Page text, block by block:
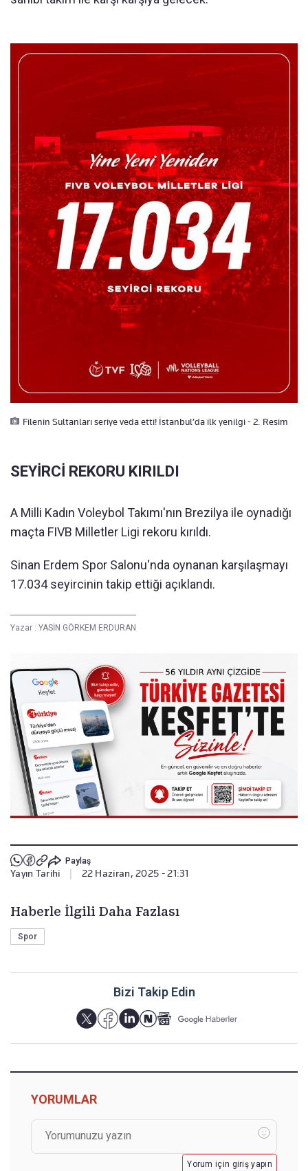
Filenin Sultanları seriye veda etti! İstanbul’da ilk yenilgi - 2. Resim
SEYİRCİ REKORU KIRILDI
A Milli Kadın Voleybol Takımı'nın Brezilya ile oynadığı
maçta FIVB Milletler Ligi rekoru kırıldı.
Sinan Erdem Spor Salonu'nda oynanan karşılaşmayı
17.034 seyircinin takip ettiği açıklandı.
Yazar : YASİN GÖRKEM ERDURAN
Paylaş
Yayın Tarihi | 22 Haziran, 2025 - 21:31
Haberle İlgili Daha Fazlası
Spor
Bizi Takip Edin
YORUMLAR
Yorum için giriş yapın